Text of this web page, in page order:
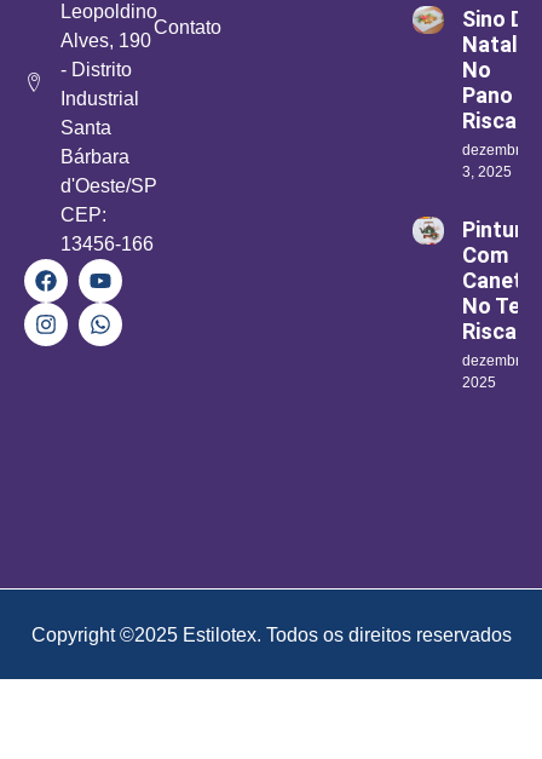
Leopoldino
Alves, 190
- Distrito
Industrial
Santa
Bárbara
d'Oeste/SP
CEP:
13456-166
Contato
Sino De
Natal
No
Pano
dezembro
3, 2025
Pintura
Com
No
dezembro
2025
Copyright ©2025 Estilotex. Todos os direitos reservados